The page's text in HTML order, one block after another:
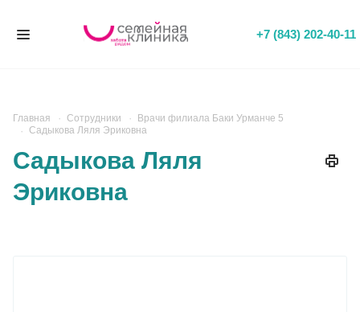
+7 (843) 202-40-11
Главная Сотрудники
Врачи филиала Баки Урманче 5
Садыкова Ляля Эриковна
Садыкова Ляля
Эриковна